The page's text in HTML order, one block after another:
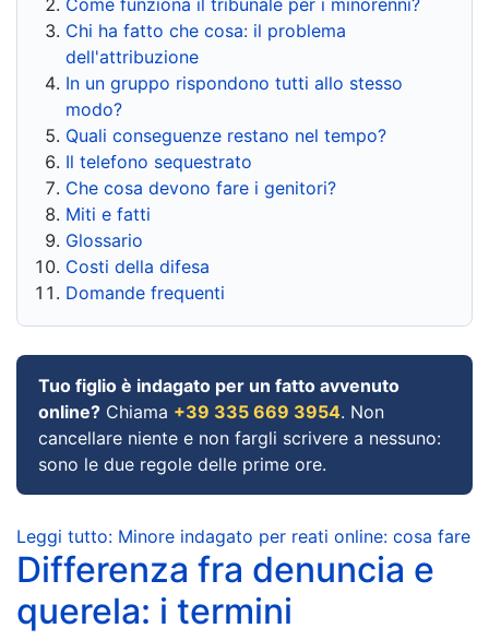
Chi ha fatto che cosa: il problema
dell'attribuzione
In un gruppo rispondono tutti allo stesso
modo?
Quali conseguenze restano nel tempo?
Il telefono sequestrato
Che cosa devono fare i genitori?
Miti e fatti
Glossario
Costi della difesa
Domande frequenti
Tuo figlio è indagato per un fatto avvenuto
online? Chiama +39 335 669 3954. Non
cancellare niente e non fargli scrivere a nessuno:
sono le due regole delle prime ore.
Leggi tutto: Minore indagato per reati online: cosa fare
Differenza fra denuncia e
querela: i termini